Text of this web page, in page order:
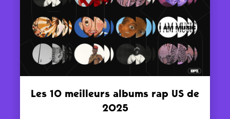
Les 10 meilleurs albums rap US de
2025